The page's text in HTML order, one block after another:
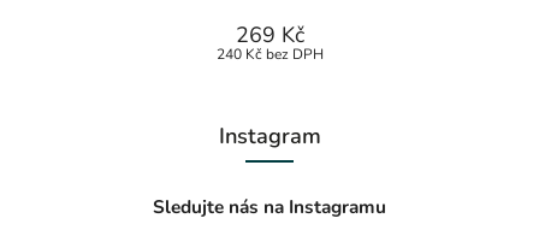
269 Kč
240 Kč bez DPH
Instagram
Sledujte nás na Instagramu